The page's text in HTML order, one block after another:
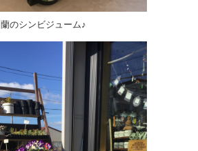
蘭のシンビジューム♪